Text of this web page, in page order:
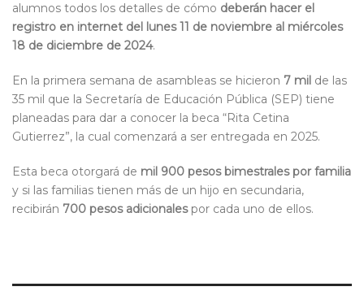
alumnos todos los detalles de cómo deberán hacer el
registro en internet del lunes 11 de noviembre al miércoles
18 de diciembre de 2024.
En la primera semana de asambleas se hicieron 7 mil de las
35 mil que la Secretaría de Educación Pública (SEP) tiene
planeadas para dar a conocer la beca “Rita Cetina
Gutierrez”, la cual comenzará a ser entregada en 2025.
Esta beca otorgará de mil 900 pesos bimestrales por familia
y si las familias tienen más de un hijo en secundaria,
recibirán 700 pesos adicionales por cada uno de ellos.